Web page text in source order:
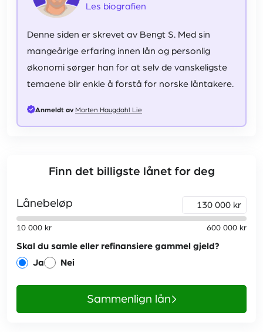
Les biografien
Denne siden er skrevet av Bengt S. Med sin
mangeårige erfaring innen lån og personlig
økonomi sørger han for at selv de vanskeligste
temaene blir enkle å forstå for norske låntakere.
Anmeldt av Morten Haugdahl Lie
Finn det billigste lånet for deg
Lånebeløp kr
10 000 kr 600 000 kr
Skal du samle eller refinansiere gammel gjeld?
ja
nei
Sammenlign lån